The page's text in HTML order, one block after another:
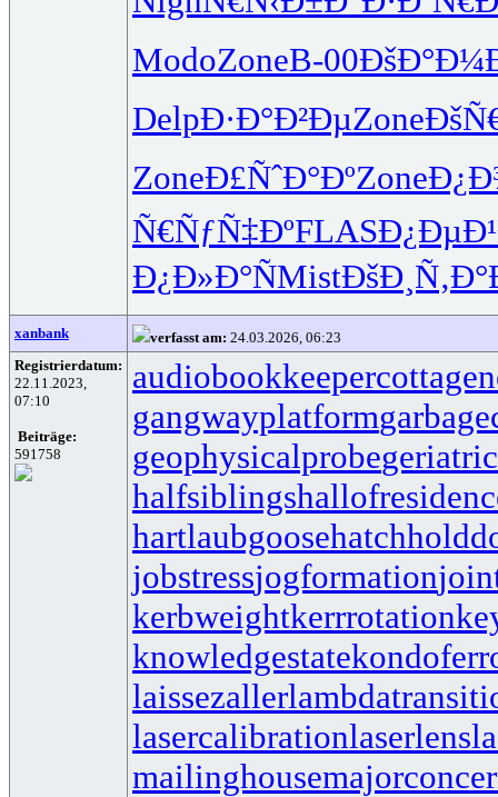
ModoZoneB-00
DelpÐ·Ð°Ð²ÐµZone
ZoneÐ£ÑˆÐ°ÐºZone
Ñ€ÑƒÑ‡ÐºFLAS
Ð¿Ð»Ð°ÑMistÐšÐ¸Ñ‚Ð°
xanbank verfasst am: 24.03.2026, 06:23
Registrierdatum:
22.11.2023,
07:10
Beiträge:
591758
audiobookkeeper
gangwayplatform
geophysicalprobe
halfsiblings
hartlaubgoose
jobstressjogformation
kerbweightkerrrotation
knowledgestate
laissezaller
lasercalibrationlaserlens
mailinghouse